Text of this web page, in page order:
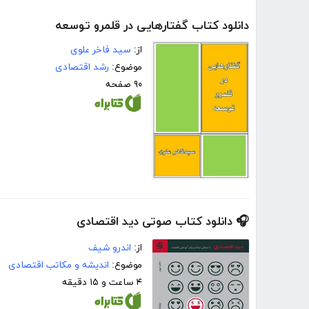
دانلود کتاب گفتارهایی در قلمرو توسعه
از: سید فاخر علوی
موضوع: رشد اقتصادی
۹۰ صفحه
🎧 دانلود کتاب صوتی دید اقتصادی
از: اندرو شیف
موضوع: اندیشه و مکاتب اقتصادی
۴ ساعت و ۱۵ دقیقه